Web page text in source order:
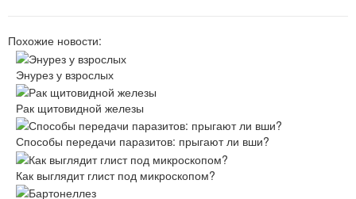
Похожие новости:
Энурез у взрослых
Рак щитовидной железы
Способы передачи паразитов: прыгают ли вши?
Как выглядит глист под микроскопом?